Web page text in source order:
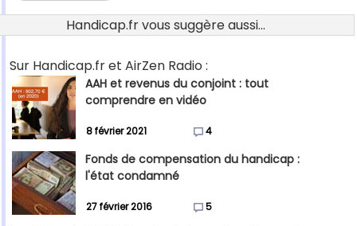
Handicap.fr vous suggère aussi...
Sur Handicap.fr et AirZen Radio :
AAH et revenus du conjoint : tout
comprendre en vidéo
8 février 2021 4
Fonds de compensation du handicap :
l'état condamné
27 février 2016 5